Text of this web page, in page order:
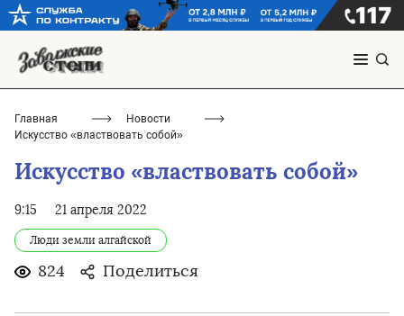
Главная
Новости
Искусство «властвовать собой»
Искусство «властвовать собой»
9:15 21 апреля 2022
Люди земли алгайской
824 Поделиться